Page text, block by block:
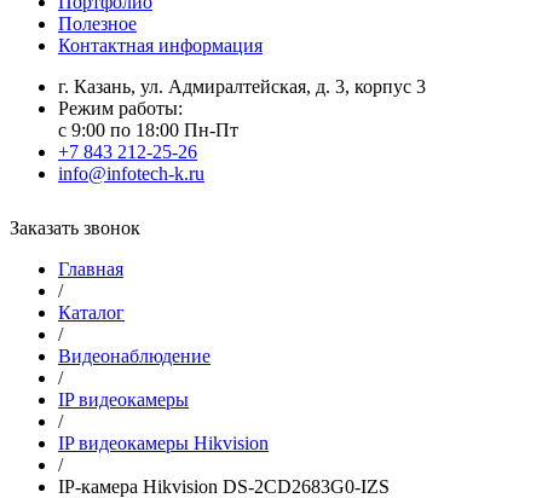
Полезное
Контактная информация
г. Казань, ул. Адмиралтейская, д. 3, корпус 3
Режим работы:
с 9:00 по 18:00 Пн-Пт
+7 843 212-25-26
info@infotech-k.ru
Заказать звонок
Главная
/
Каталог
/
Видеонаблюдение
/
IP видеокамеры
/
IP видеокамеры Hikvision
/
IP-камера Hikvision DS-2CD2683G0-IZS